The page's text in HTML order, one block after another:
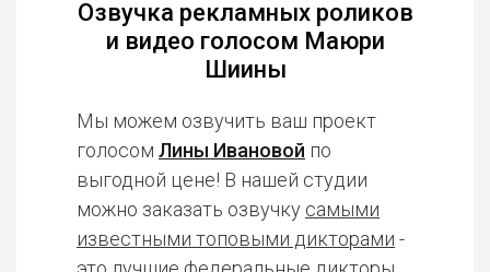
Озвучка рекламных роликов
и видео голосом Маюри
Шиины
Мы можем озвучить ваш проект
голосом Лины Ивановой по
выгодной цене! В нашей студии
можно заказать озвучку самыми
известными топовыми дикторами -